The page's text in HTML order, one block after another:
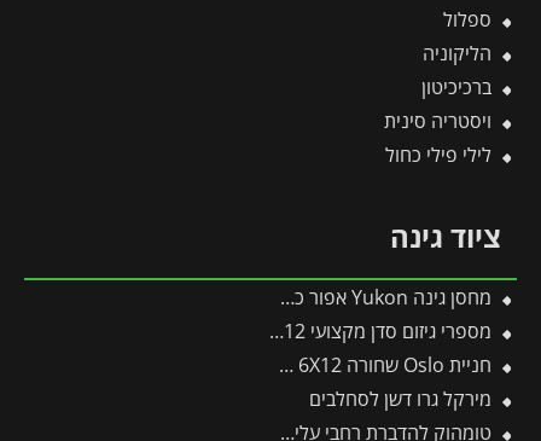
ספלול
הליקוניה
ברכיכיטון
ויסטריה סינית
לילי פילי כחול
ציוד גינה
מחסן גינה Yukon אפור כהה 3.3X4 מבית פלרם – קנופיה
מספרי גיזום סדן מקצועי 12 GG -תבור
חניית Oslo שחורה 6X12 מבית פלרם – Canopia
מירקל גרו דשן לסחלבים
טומהוק להדברת רחבי עלים (אגן) 1 ליטר